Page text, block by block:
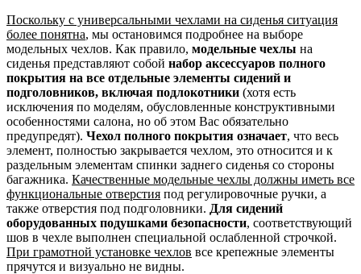
Поскольку с универсальными чехлами на сиденья ситуация
более понятна, мы остановимся подробнее на выборе
модельных чехлов. Как правило, модельные чехлы на
сиденья представляют собой набор аксессуаров полного
покрытия на все отдельные элементы сидений и
подголовников, включая подлокотники (хотя есть
исключения по моделям, обусловленные конструктивными
особенностями салона, но об этом Вас обязательно
предупредят). Чехол полного покрытия означает, что весь
элемент, полностью закрывается чехлом, это относится и к
раздельным элементам спинки заднего сиденья со стороны
багажника. Качественные модельные чехлы должны иметь все
функциональные отверстия под регулировочные ручки, а
также отверстия под подголовники. Для сидений
оборудованных подушками безопасности, соответствующий
шов в чехле выполнен специальной ослабленной строчкой.
При грамотной установке чехлов все крепежные элементы
прячутся и визуально не видны.